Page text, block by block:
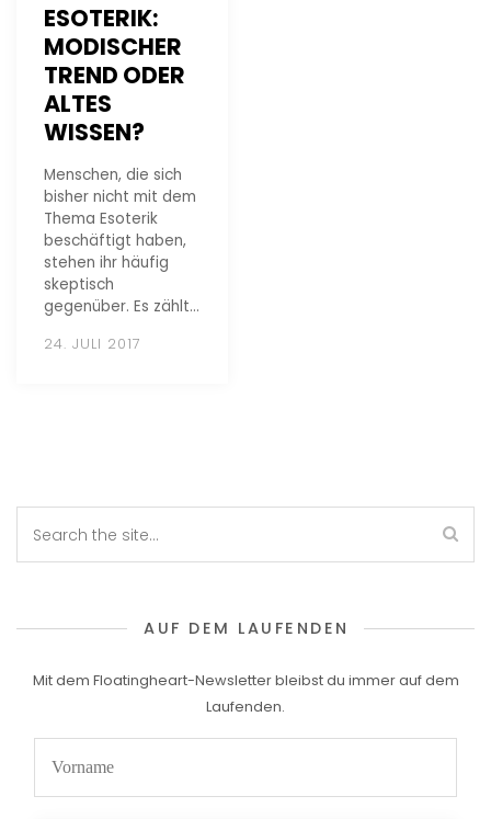
ESOTERIK:
MODISCHER
TREND ODER
ALTES
WISSEN?
Menschen, die sich
bisher nicht mit dem
Thema Esoterik
beschäftigt haben,
stehen ihr häufig
skeptisch
gegenüber. Es zählt…
24. JULI 2017
AUF DEM LAUFENDEN
Mit dem Floatingheart-Newsletter bleibst du immer auf dem
Laufenden.